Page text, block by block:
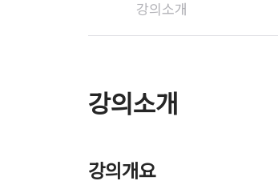
강의소개
강의소개
강의개요